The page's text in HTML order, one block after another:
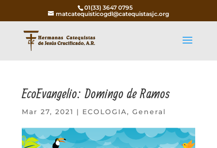
01(33) 3647 0795
matcatequisticogdl@catequistasjc.org
EcoEvangelio: Domingo de Ramos
Mar 27, 2021 | ECOLOGIA, General